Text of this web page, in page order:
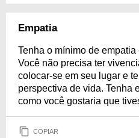
Empatia
Tenha o mínimo de
Você não precisa ter
colocar-se em seu lugar e
perspectiva de vida. Tenha
como você gostaria que
COPIAR